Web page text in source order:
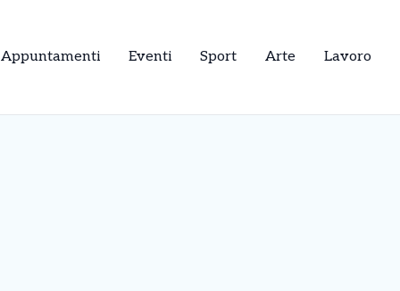
Appuntamenti Eventi Sport Arte Lavoro